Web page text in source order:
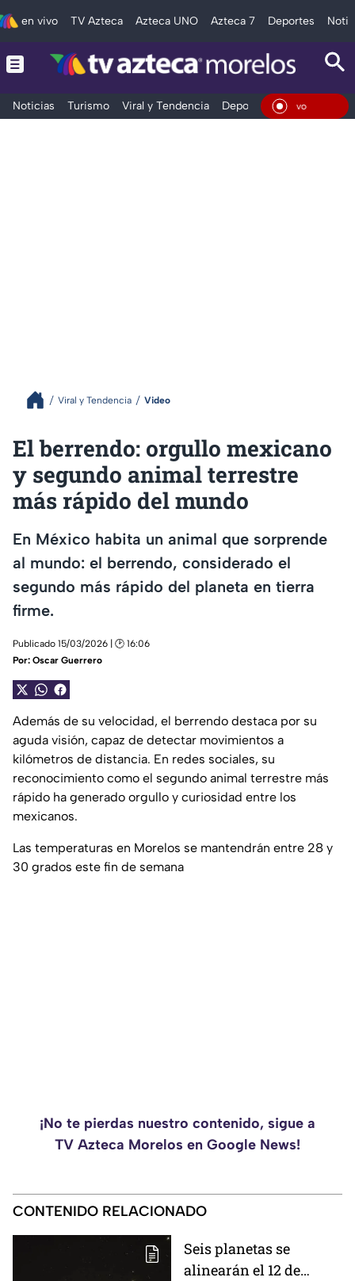
en vivo TV Azteca Azteca UNO Azteca 7 Deportes
Noticias Turismo Viral y Tendencia Deportes Espectáculos
En
Viral y Tendencia Video
El berrendo: orgullo mexicano
y segundo animal terrestre
más rápido del mundo
En México habita un animal que sorprende
al mundo: el berrendo, considerado el
segundo más rápido del planeta en tierra
firme.
Publicado 15/03/2026 | 🕑 16:06
Por: Oscar Guerrero
Además de su velocidad, el berrendo destaca por su
aguda visión, capaz de detectar movimientos a
kilómetros de distancia. En redes sociales, su
reconocimiento como el segundo animal terrestre más
rápido ha generado orgullo y curiosidad entre los
mexicanos.
Las temperaturas en Morelos se mantendrán entre 28 y
30 grados este fin de semana
¡No te pierdas nuestro contenido, sigue a
TV Azteca Morelos en Google News!
CONTENIDO RELACIONADO
Seis planetas se
alinearán el 12 de